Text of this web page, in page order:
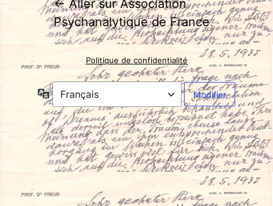
← Aller sur Association
Psychanalytique de France
Politique de confidentialité
Langue